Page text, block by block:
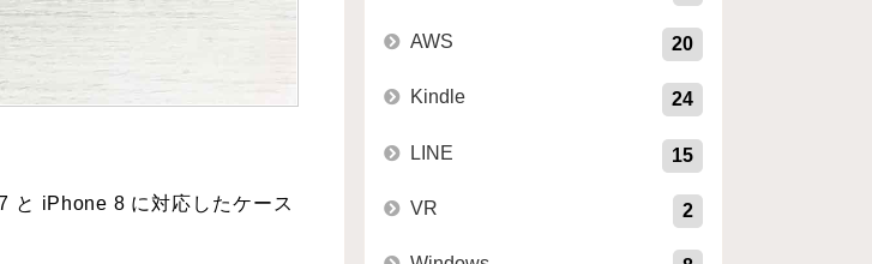
と iPhone 8 に対応したケース
AWS 20
Kindle 24
LINE 15
VR 2